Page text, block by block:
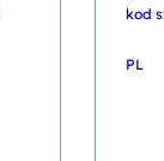
kod
PL